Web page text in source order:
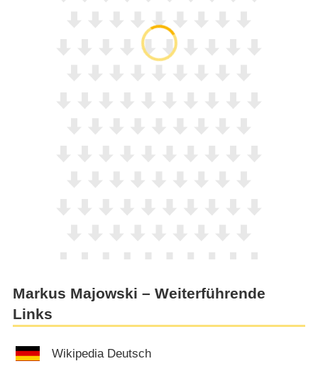
Markus Majowski – Weiterführende
Links
Wikipedia Deutsch